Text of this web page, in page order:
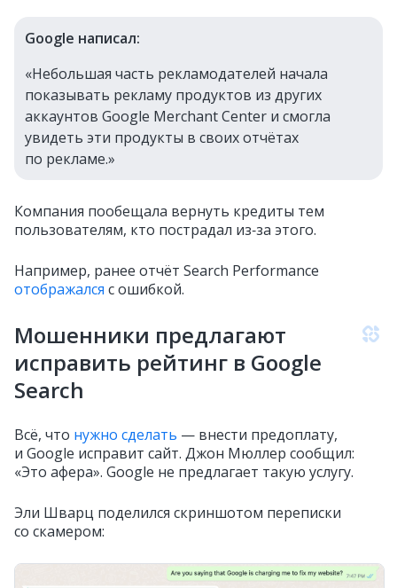
Google написал:
«Небольшая часть рекламодателей начала
показывать рекламу продуктов из других
аккаунтов Google Merchant Center и смогла
увидеть эти продукты в своих отчётах
по рекламе.»
Компания пообещала вернуть кредиты тем
пользователям, кто пострадал из‑за этого.
Например, ранее отчёт Search Performance
отображался с ошибкой.
Мошенники предлагают
исправить рейтинг в Google
Search
Всё, что нужно сделать — внести предоплату,
и Google исправит сайт. Джон Мюллер сообщил:
«Это афера». Google не предлагает такую услугу.
Эли Шварц поделился скриншотом переписки
со скамером: